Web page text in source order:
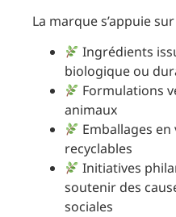
La marque s’appuie sur
Ingrédients
biologique ou
Formulations
animaux
Emballages
recyclables
Initiatives
soutenir des
sociales